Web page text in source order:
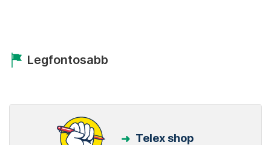
Legfontosabb
Telex shop